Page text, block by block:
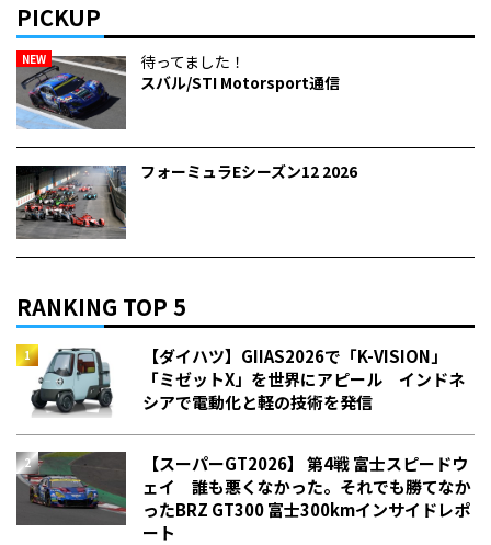
PICKUP
NEW
待ってました！
スバル/STI Motorsport通信
フォーミュラEシーズン12 2026
RANKING TOP 5
【ダイハツ】GIIAS2026で「K-VISION」
「ミゼットX」を世界にアピール インドネ
シアで電動化と軽の技術を発信
【スーパーGT2026】 第4戦 富士スピードウ
ェイ 誰も悪くなかった。それでも勝てなか
った――BRZ GT300 富士300kmインサイドレポ
ート